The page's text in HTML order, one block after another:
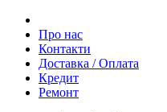
Про нас
Контакти
Доставка / Оплата
Кредит
Ремонт